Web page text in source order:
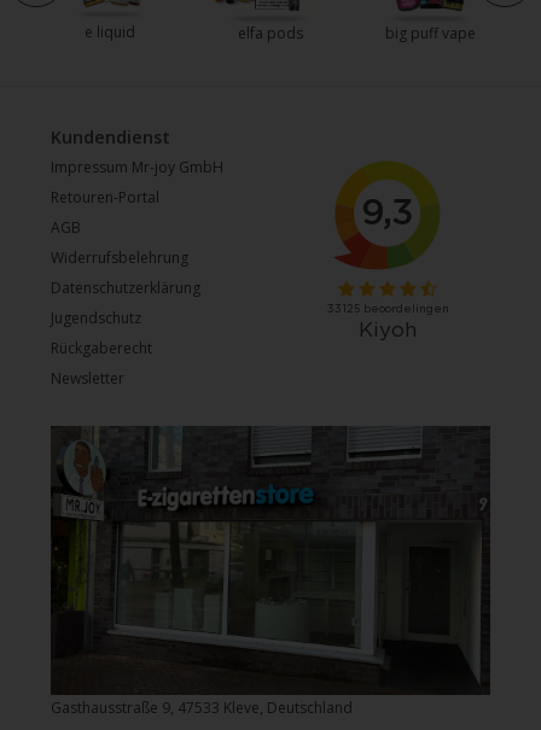
e liquid elfa pods big puff vape
Kundendienst
Impressum Mr-joy GmbH
Retouren-Portal
AGB
Widerrufsbelehrung
Datenschutzerklärung
Jugendschutz
Rückgaberecht
Newsletter
Gasthausstraße 9, 47533 Kleve, Deutschland